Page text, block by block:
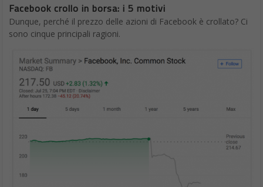
Facebook crollo in borsa: i 5 motivi
Dunque, perché il prezzo delle azioni di Facebook è crollato? Ci
sono cinque principali ragioni.